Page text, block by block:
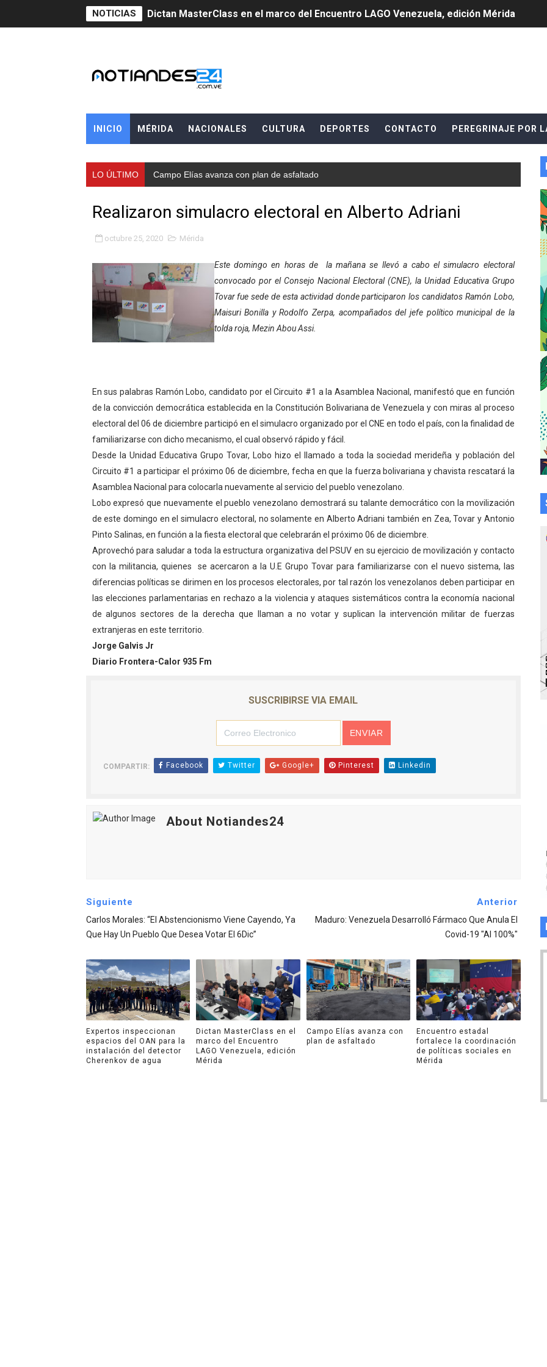
NOTICIAS
Campo Elías avanza con plan de asfaltado
Gobernador Arnaldo Sánchez apadrina a más de 993 nuevos bachilleres de Mérida
Venezuela instala su primer detector de astropartículas en los Andes
Gobierno bolivariano avanza en la transformación del hospital Sor Juana Inés
Niños merideños aprenden sobre gaita de tambora con Fundecem
Hospital universitario muestra sus avances en visita del Consejo Legislativo
Gobernación de Mérida fortalece el desarrollo productivo en Rangel
Corposalud inició talleres para aspirantes al curso de Emergencia Prehospitalaria
Fortalecen formación académica de médicos en proceso de ruralidad
Fortaleciendo la economía comunal en El Vigía con microcréditos a emprendedores
Campo Elías consolida plan de bacheo en el sector La Montañita
Fundecem inició con éxito el taller vacacional de origami
El Lactario del Iahula celebra la Semana Mundial de la Lactancia Materna
Plan Vacacional "Venezuela Ríe 2026" brinda recreación y cultura a niños del
Iniciación al yoga reúne a diversos clubes deportivos de Zea en una enriquecedora
Mincomunas impulsa el autogobierno en Mérida con plan de actualización y atención
Expertos inspeccionan espacios del OAN para la instalación del detector Cherenkov
INICIO MÉRIDA NACIONALES CULTURA DEPORTES CONTACTO PEREGRINAJE POR
LO ÚLTIMO Campo Elías avanza con plan de asfaltado
Realizaron simulacro electoral en Alberto Adriani
octubre 25, 2020 Mérida
Este domingo en horas de la mañana se llevó a cabo el simulacro electoral
convocado por el Consejo Nacional Electoral (CNE), la Unidad Educativa Grupo
Tovar fue sede de esta actividad donde participaron los candidatos Ramón Lobo,
Maisuri Bonilla y Rodolfo Zerpa, acompañados del jefe político municipal de la
tolda roja, Mezin Abou Assi.
En sus palabras Ramón Lobo, candidato por el Circuito #1 a la Asamblea Nacional, manifestó que en función
de la convicción democrática establecida en la Constitución Bolivariana de Venezuela y con miras al proceso
electoral del 06 de diciembre participó en el simulacro organizado por el CNE en todo el país, con la finalidad de
familiarizarse con dicho mecanismo, el cual observó rápido y fácil.
Desde la Unidad Educativa Grupo Tovar, Lobo hizo el llamado a toda la sociedad merideña y población del
Circuito #1 a participar el próximo 06 de diciembre, fecha en que la fuerza bolivariana y chavista rescatará la
Asamblea Nacional para colocarla nuevamente al servicio del pueblo venezolano.
Lobo expresó que nuevamente el pueblo venezolano demostrará su talante democrático con la movilización
de este domingo en el simulacro electoral, no solamente en Alberto Adriani también en Zea, Tovar y Antonio
Pinto Salinas, en función a la fiesta electoral que celebrarán el próximo 06 de diciembre.
Aprovechó para saludar a toda la estructura organizativa del PSUV en su ejercicio de movilización y contacto
con la militancia, quienes se acercaron a la U.E Grupo Tovar para familiarizarse con el nuevo sistema, las
diferencias políticas se dirimen en los procesos electorales, por tal razón los venezolanos deben participar en
las elecciones parlamentarias en rechazo a la violencia y ataques sistemáticos contra la economía nacional
de algunos sectores de la derecha que llaman a no votar y suplican la intervención militar de fuerzas
extranjeras en este territorio.
Jorge Galvis Jr
Diario Frontera-Calor 935 Fm
SUSCRIBIRSE VIA EMAIL
COMPARTIR: Facebook Twitter Google+ Pinterest Linkedin
About Notiandes24
Siguiente
Carlos Morales: “El Abstencionismo Viene Cayendo, Ya
Que Hay Un Pueblo Que Desea Votar El 6Dic”
Anterior
Maduro: Venezuela Desarrolló Fármaco Que Anula El
Covid-19 "al 100%"
Expertos inspeccionan
espacios del OAN para la
instalación del detector
Cherenkov de agua
Dictan MasterClass en el
marco del Encuentro
LAGO Venezuela, edición
Mérida
Campo Elías avanza con
plan de asfaltado
Encuentro estadal
fortalece la coordinación
de políticas sociales en
Mérida